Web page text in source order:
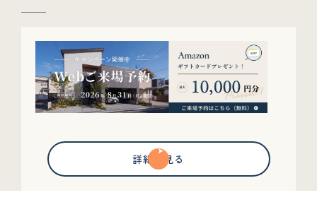
詳細を見る